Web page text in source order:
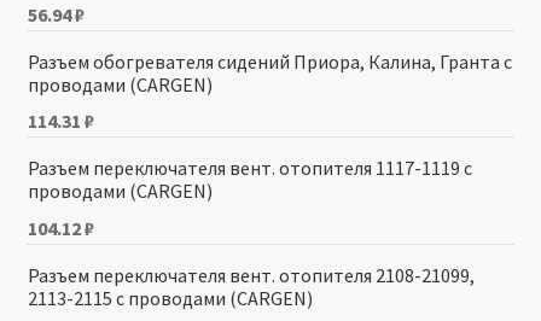
56.94₽
Разъем обогревателя сидений Приора, Калина, Гранта с
проводами (CARGEN)
114.31 ₽
Разъем переключателя вент. отопителя 1117-1119 с
проводами (CARGEN)
104.12₽
Разъем переключателя вент. отопителя 2108-21099,
2113-2115 с проводами (CARGEN)